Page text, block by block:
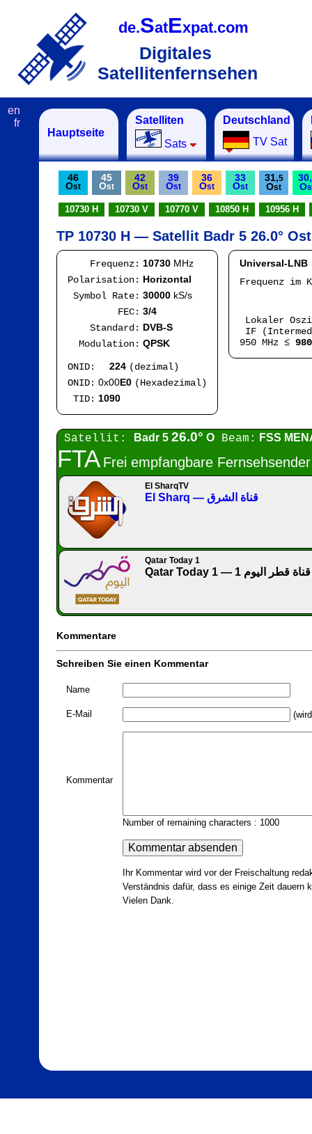
de.SatExpat.com
Digitales
Satellitenfernsehen
Hauptseite
Satelliten
Sats
Deutschland
TV Sat
en
fr
46
Ost
45
Ost
42
Ost
39
Ost
36
Ost
33
Ost
31,5
Ost
30,
O
10730 H 10730 V 10770 V 10850 H 10956 H
TP 10730 H — Satellit Badr 5 26.0° Ost
Frequenz: 10730 MHz
Polarisation: Horizontal
Symbol Rate: 30000 kS/s
FEC: 3/4
Standard: DVB-S
Modulation: QPSK
ONID: 224 (dezimal)
ONID: 0x00E0 (Hexadezimal)
TID: 1090
Universal-LNB
Frequenz im
Lokaler
IF
950 MHz ≤ 980
Satellit: Badr 5 26.0° O Beam: FSS
FTA Frei empfangbare
El SharqTV
El Sharq — قناة الشرق
Qatar Today 1
Qatar Today 1 — 1 قناة قطر اليوم
Kommentare
Schreiben Sie einen Kommentar
Name
E-Mail
Kommentar
Number of remaining characters : 1000
Ihr Kommentar wird vor der Freischaltung
Verständnis dafür, dass es einige Zeit
Vielen Dank.